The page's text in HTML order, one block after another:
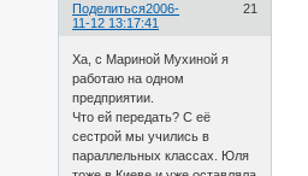
Поделиться 21
2006-
11-12 13:17:41
Ха, с Мариной Мухиной я
работаю на одном
предприятии.
Что ей передать? С её
сестрой мы учились в
параллельных классах. Юля